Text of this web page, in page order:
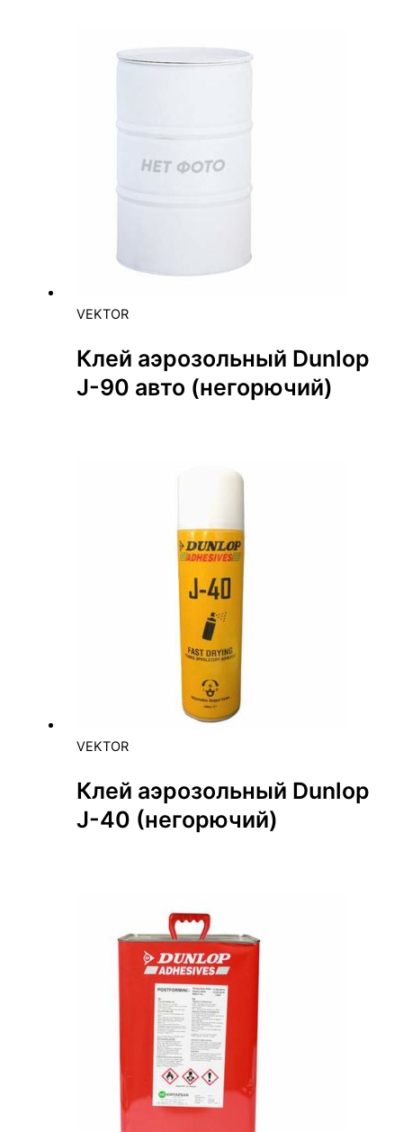
VEKTOR
Клей аэрозольный Dunlop
J-90 авто (негорючий)
VEKTOR
Клей аэрозольный Dunlop
J-40 (негорючий)